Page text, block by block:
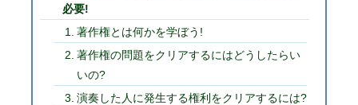
必要!
著作権とは何かを学ぼう!
著作権の問題をクリアするにはどうしたらい
いの?
演奏した人に発生する権利をクリアするには?